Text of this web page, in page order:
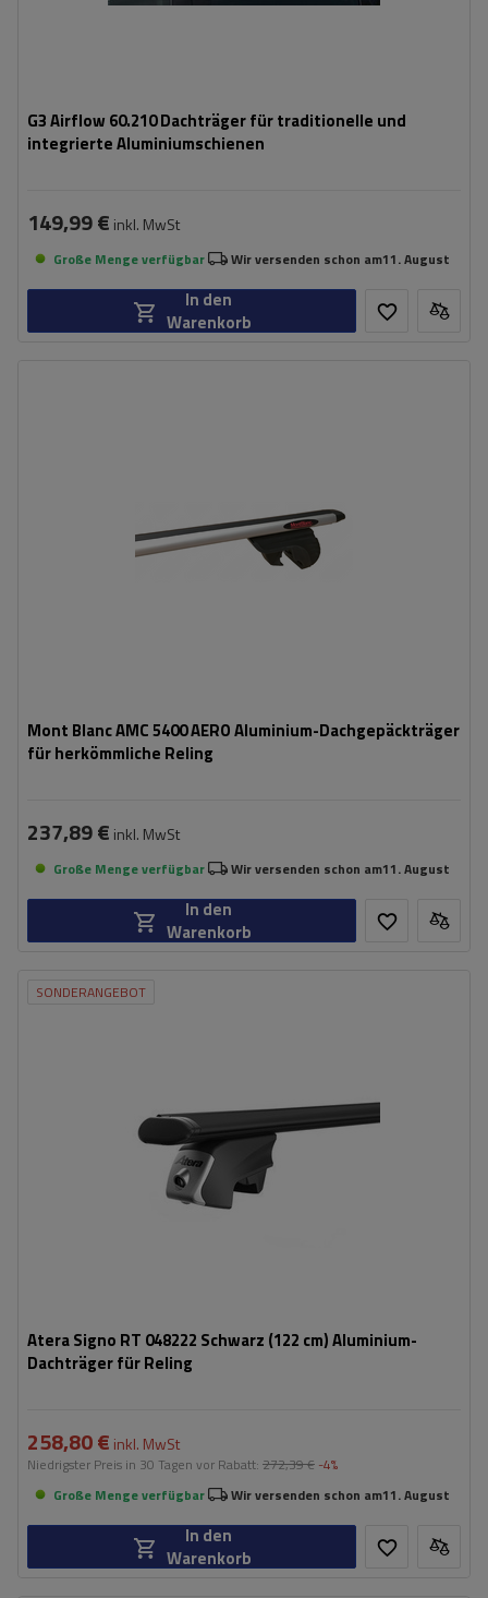
G3 Airflow 60.210 Dachträger für traditionelle und
integrierte Aluminiumschienen
149,99 € inkl. MwSt
Große Menge verfügbar Wir versenden schon am11. August
In den
Warenkorb
Mont Blanc AMC 5400 AERO Aluminium-Dachgepäckträger
für herkömmliche Reling
237,89 € inkl. MwSt
Große Menge verfügbar Wir versenden schon am11. August
In den
Warenkorb
SONDERANGEBOT
Atera Signo RT 048222 Schwarz (122 cm) Aluminium-
Dachträger für Reling
258,80 € inkl. MwSt
Niedrigster Preis in 30 Tagen vor Rabatt: 272,39 € -4%
Große Menge verfügbar
Wir versenden schon am11. August
In den
Warenkorb